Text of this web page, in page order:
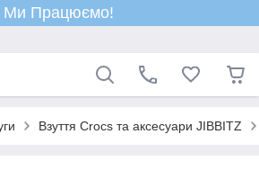
Ми Працюємо!
Взуття Crocs та аксесуари JIBBITZ